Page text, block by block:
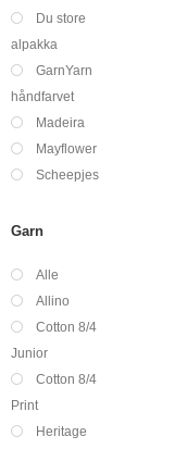
Du store
alpakka
GarnYarn
håndfarvet
Madeira
Mayflower
Scheepjes
Garn
Alle
Allino
Cotton 8/4
Junior
Cotton 8/4
Print
Heritage